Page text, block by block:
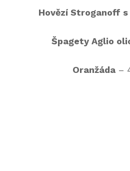
Hovězí Stroganoff s
Špagety Aglio
Oranžáda–